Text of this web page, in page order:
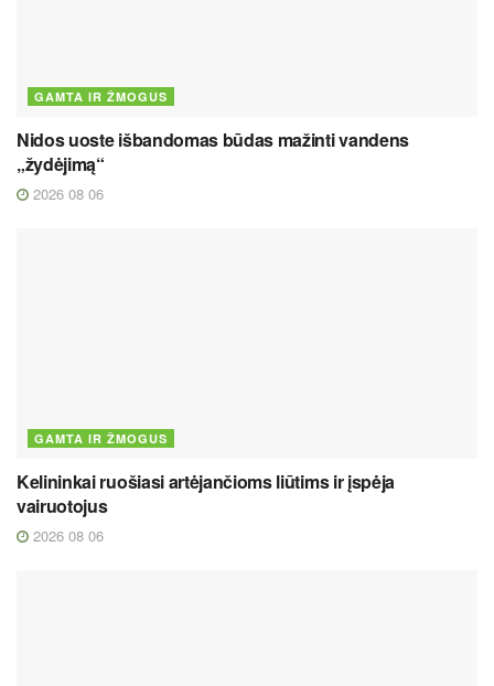
GAMTA IR ŽMOGUS
Nidos uoste išbandomas būdas mažinti vandens
„žydėjimą“
2026 08 06
GAMTA IR ŽMOGUS
Kelininkai ruošiasi artėjančioms liūtims ir įspėja
vairuotojus
2026 08 06